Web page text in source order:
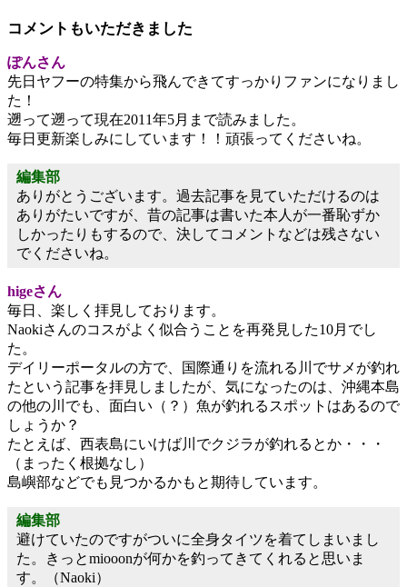
コメントもいただきました
ぽんさん
先日ヤフーの特集から飛んできてすっかりファンになりまし
た！
遡って遡って現在2011年5月まで読みました。
毎日更新楽しみにしています！！頑張ってくださいね。
編集部
ありがとうございます。過去記事を見ていただけるのは
ありがたいですが、昔の記事は書いた本人が一番恥ずか
しかったりもするので、決してコメントなどは残さない
でくださいね。
higeさん
毎日、楽しく拝見しております。
Naokiさんのコスがよく似合うことを再発見した10月でし
た。
デイリーポータルの方で、国際通りを流れる川でサメが釣れ
たという記事を拝見しましたが、気になったのは、沖縄本島
の他の川でも、面白い（？）魚が釣れるスポットはあるので
しょうか？
たとえば、西表島にいけば川でクジラが釣れるとか・・・
（まったく根拠なし）
島嶼部などでも見つかるかもと期待しています。
編集部
避けていたのですがついに全身タイツを着てしまいまし
た。きっとmiooonが何かを釣ってきてくれると思いま
す。（Naoki）